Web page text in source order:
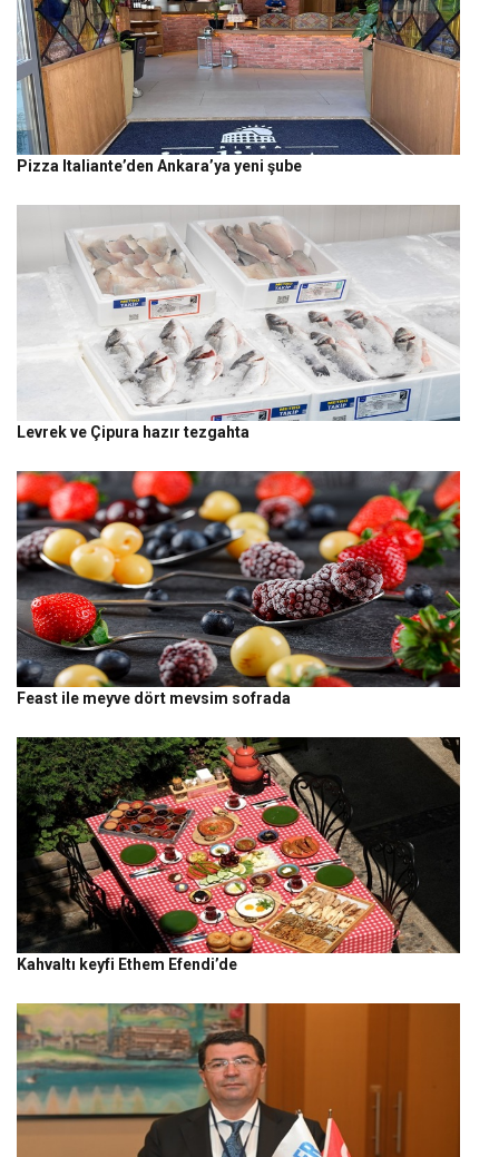
Pizza Italiante’den Ankara’ya yeni şube
Levrek ve Çipura hazır tezgahta
Feast ile meyve dört mevsim sofrada
Kahvaltı keyfi Ethem Efendi’de